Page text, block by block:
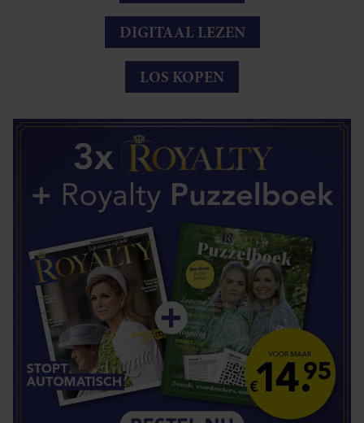
DIGITAAL LEZEN
LOS KOPEN